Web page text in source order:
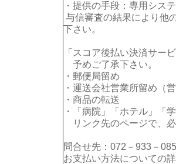
・提供の手段：専用シス
与信審査の結果により他
下さい。
「スコア後払い決済サー
予めご了承下さい。
・郵便局留め
・運送会社営業所留め（
・商品の転送
・「病院」「ホテル」「
リンク先のページで、
問合せ先：072－933－
お支払い方法についての